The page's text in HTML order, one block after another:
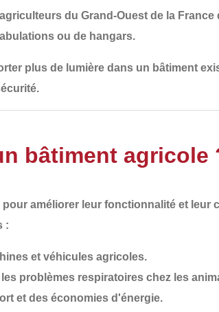
du Grand-Ouest de la France
ou de hangars.
plus de lumière dans un bâtiment
bâtiment agricole
pour améliorer leur fonctionnalité et leur
:
et véhicules agricoles.
problèmes respiratoires chez les
et des économies d'énergie.